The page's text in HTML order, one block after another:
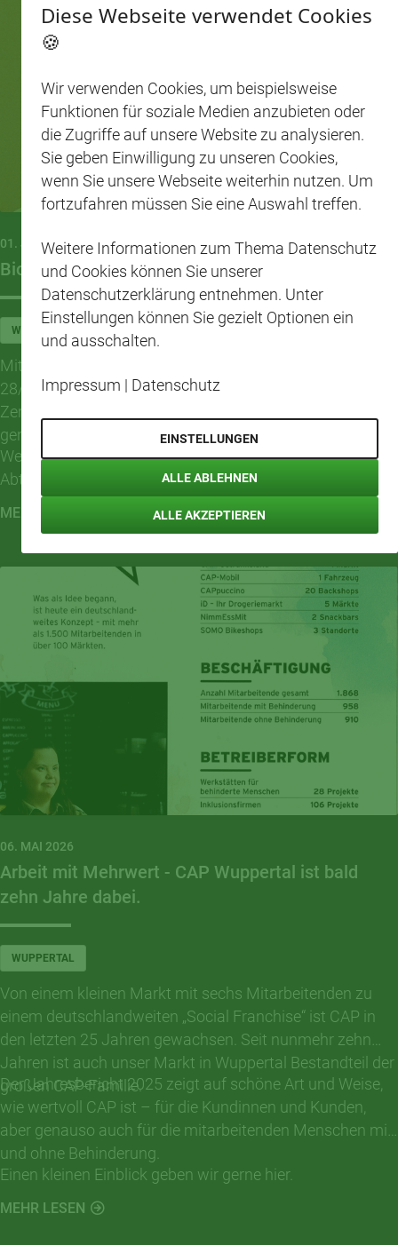
01. JUNI 2026
Bio-Zertifikat CAP-Markt am Eckbusch
WUPPERTAL
Mit einem Gültigkeitszeitraum 29/05/2026 bis zum
28/02/2028 haben wir gerne unser aktualisiertes Bio-
Zertifikat nach erfolgter Prüfung vor Ort in Empfang
genommen.
Weiter geht’s gut sortiert in unserer Obst & Gemüse
Abteilung.
MEHR LESEN
06. MAI 2026
Arbeit mit Mehrwert - CAP Wuppertal ist bald
zehn Jahre dabei.
WUPPERTAL
Von einem kleinen Markt mit sechs Mitarbeitenden zu
einem deutschlandweiten „Social Franchise“ ist CAP in
den letzten 25 Jahren gewachsen. Seit nunmehr zehn
Jahren ist auch unser Markt in Wuppertal Bestandteil der
großen CAP-Familie.
Der Jahresbericht 2025 zeigt auf schöne Art und Weise,
wie wertvoll CAP ist – für die Kundinnen und Kunden,
aber genauso auch für die mitarbeitenden Menschen mit
und ohne Behinderung.
Einen kleinen Einblick geben wir gerne hier.
MEHR LESEN
Diese Webseite verwendet Cookies
🍪
Wir verwenden Cookies, um beispielsweise
Funktionen für soziale Medien anzubieten oder
die Zugriffe auf unsere Website zu analysieren.
Sie geben Einwilligung zu unseren Cookies,
wenn Sie unsere Webseite weiterhin nutzen. Um
fortzufahren müssen Sie eine Auswahl treffen.
Weitere Informationen zum Thema Datenschutz
und Cookies können Sie unserer
Datenschutzerklärung entnehmen. Unter
Einstellungen können Sie gezielt Optionen ein
und ausschalten.
Impressum | Datenschutz
EINSTELLUNGEN
ALLE ABLEHNEN
ALLE AKZEPTIEREN